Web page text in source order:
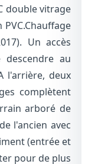
double vitrage
Un accès
au
l'arrière, deux
complètent
arboré de
l'ancien avec
(entrée et
pour de plus